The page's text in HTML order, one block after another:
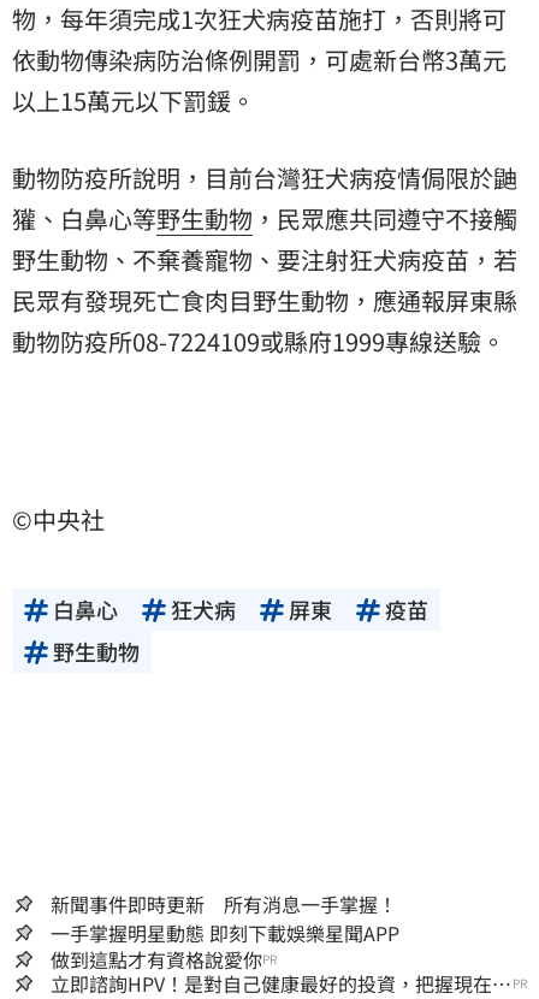
物，每年須完成1次狂犬病疫苗施打，否則將可
依動物傳染病防治條例開罰，可處新台幣3萬元
以上15萬元以下罰鍰。
動物防疫所說明，目前台灣狂犬病疫情侷限於鼬
獾、白鼻心等野生動物 ，民眾應共同遵守不接觸
野生動物、不棄養寵物、要注射狂犬病疫苗，若
民眾有發現死亡食肉目野生動物，應通報屏東縣
動物防疫所08-7224109或縣府1999專線送驗。
©中央社
白鼻心 狂犬病 屏東
疫苗
野生動物
新聞事件即時更新 所有消息一手掌握！
一手掌握明星動態 即刻下載娛樂星聞APP
做到這點才有資格說愛你PR
立即諮詢HPV！是對自己健康最好的投資，把握現在不 PR